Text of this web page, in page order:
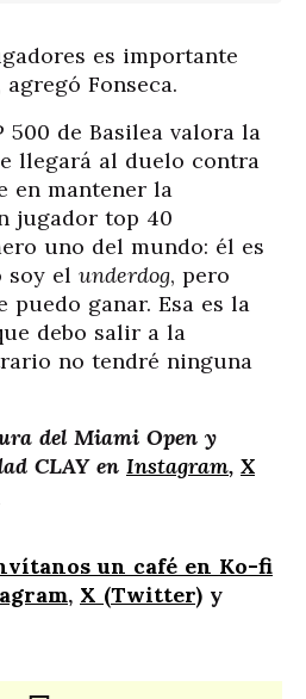
es importante
Fonseca.
500 de Basilea valora la
llegará al duelo contra
en mantener la
jugador top 40
uno del mundo: él es
soy el underdog, pero
puedo ganar. Esa es la
debo salir a la
no tendré ninguna
del Miami Open y
CLAY en Instagram, X
un café en Ko-fi
, X (Twitter) y